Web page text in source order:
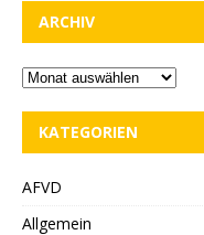
ARCHIV
KATEGORIEN
AFVD
Allgemein